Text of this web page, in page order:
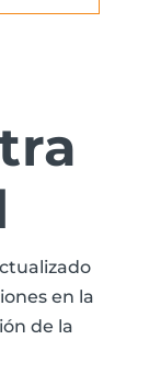
en la
de la